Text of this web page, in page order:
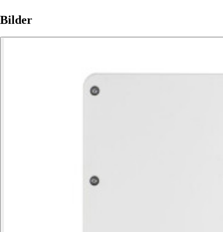
Bilder